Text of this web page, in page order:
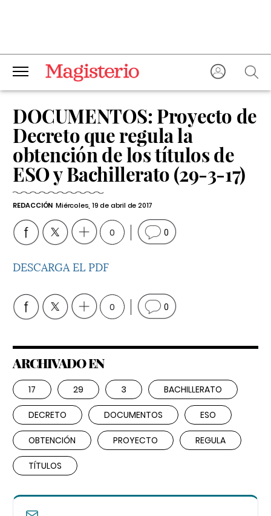
DOCUMENTOS: Proyecto de
Decreto que regula la
obtención de los títulos de
ESO y Bachillerato (29-3-17)
REDACCIÓN Miércoles, 19 de abril de 2017
0 0
DESCARGA EL PDF
0 0
ARCHIVADO EN
17 29 3 BACHILLERATO
DECRETO DOCUMENTOS ESO
OBTENCIÓN PROYECTO REGULA
TÍTULOS